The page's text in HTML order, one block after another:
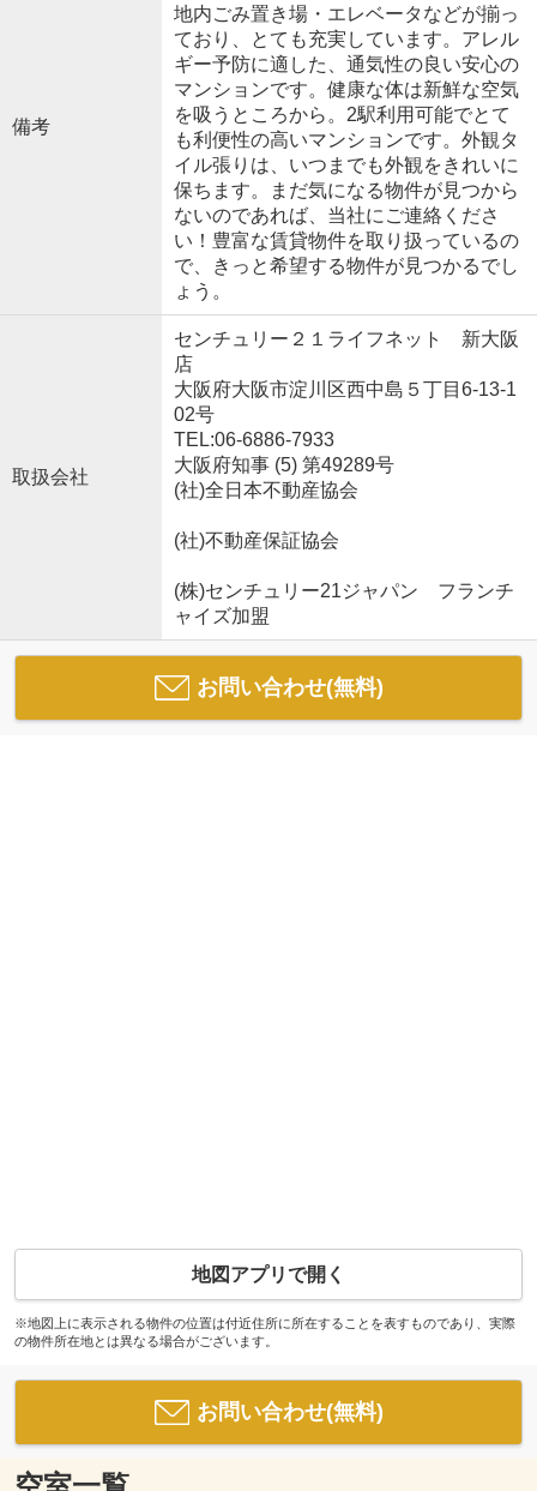
備考
地内ごみ置き場・エレベータなどが揃っ
ており、とても充実しています。アレル
ギー予防に適した、通気性の良い安心の
マンションです。健康な体は新鮮な空気
を吸うところから。2駅利用可能でとて
も利便性の高いマンションです。外観タ
イル張りは、いつまでも外観をきれいに
保ちます。まだ気になる物件が見つから
ないのであれば、当社にご連絡くださ
い！豊富な賃貸物件を取り扱っているの
で、きっと希望する物件が見つかるでし
ょう。
取扱会社
センチュリー２１ライフネット 新大阪
店
大阪府大阪市淀川区西中島５丁目6-13-1
02号
TEL:06-6886-7933
大阪府知事 (5) 第49289号
(社)全日本不動産協会
(社)不動産保証協会
(株)センチュリー21ジャパン フランチ
ャイズ加盟
お問い合わせ(無料)
地図アプリで開く
※地図上に表示される物件の位置は付近住所に所在することを表すものであり、実際
の物件所在地とは異なる場合がございます。
お問い合わせ(無料)